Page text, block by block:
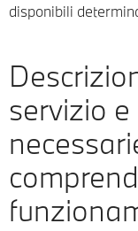
disponibili
servizio